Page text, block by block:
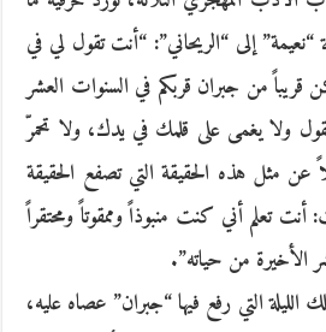
إلى “الريحاني”: “أنت تقول لي في
قريباً من جبران قربكم في السنوات العشر
ولا يغمى على قلمك في يدك، ولا تحمرّ
عن مثل هذه الحقيقة التي تصفع الحقيقة
تعلم أني كنت منبوذاً وممقوتاً ومحتقراً
الأخيرة من حياته”.
الليلة التي رفع فيها “جبران” عصاه عليه،